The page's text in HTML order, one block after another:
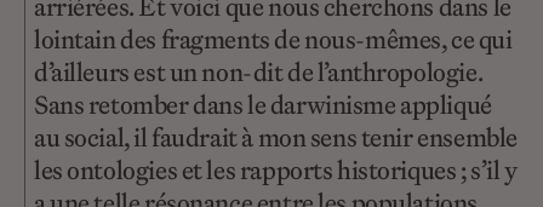
lointain des fragments de nous-mêmes, ce qui
d’ailleurs est un non-dit de l’anthropologie.
Sans retomber dans le darwinisme appliqué
au social, il faudrait à mon sens tenir ensemble
les ontologies et les rapports historiques ; s’il y